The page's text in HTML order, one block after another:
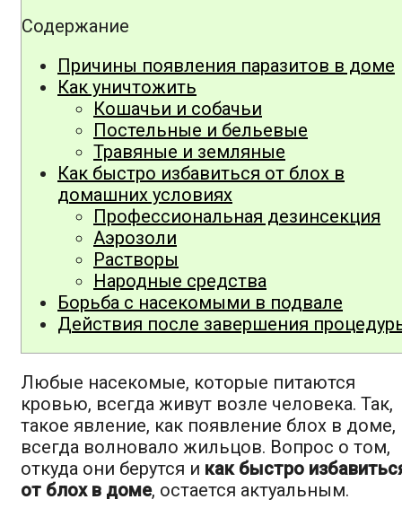
Содержание
Причины появления паразитов в доме
Как уничтожить
Кошачьи и собачьи
Постельные и бельевые
Травяные и земляные
Как быстро избавиться от блох в
домашних условиях
Профессиональная дезинсекция
Аэрозоли
Растворы
Народные средства
Борьба с насекомыми в подвале
Действия после завершения
Любые насекомые, которые питаются
кровью, всегда живут возле человека. Так,
такое явление, как появление блох в доме,
всегда волновало жильцов. Вопрос о том,
откуда они берутся и как быстро
от блох в доме, остается актуальным.